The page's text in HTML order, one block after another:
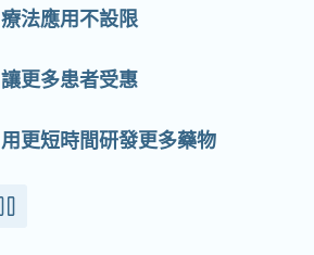
療法應用不設限
讓更多患者受惠
用更短時間研發更多藥物